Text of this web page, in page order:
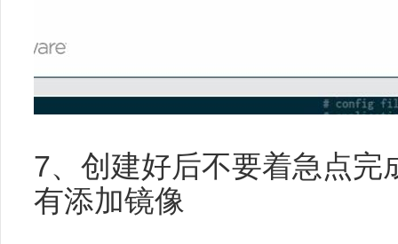
7、创建好后不要着急点完
有添加镜像